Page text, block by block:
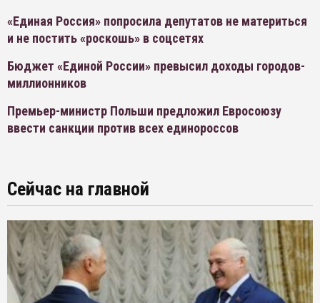
«Единая Россия» попросила депутатов не материться
и не постить «роскошь» в соцсетях
Бюджет «Единой России» превысил доходы городов-
миллионников
Премьер-министр Польши предложил Евросоюзу
ввести санкции против всех единороссов
Сейчас на главной